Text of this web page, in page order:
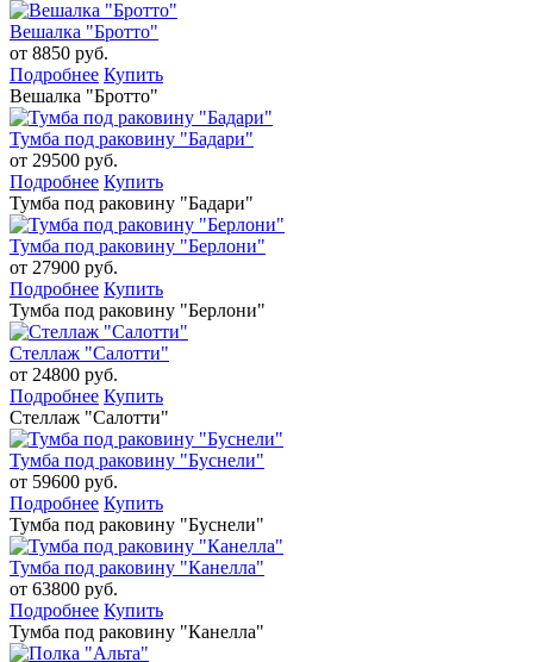
Вешалка "Бротто"
от 8850 руб.
Подробнее Купить
Вешалка "Бротто"
Тумба под раковину "Бадари"
от 29500 руб.
Подробнее Купить
Тумба под раковину "Бадари"
Тумба под раковину "Берлони"
от 27900 руб.
Подробнее Купить
Тумба под раковину "Берлони"
Стеллаж "Салотти"
от 24800 руб.
Подробнее Купить
Стеллаж "Салотти"
Тумба под раковину "Буснели"
от 59600 руб.
Подробнее Купить
Тумба под раковину "Буснели"
Тумба под раковину "Канелла"
от 63800 руб.
Подробнее Купить
Тумба под раковину "Канелла"